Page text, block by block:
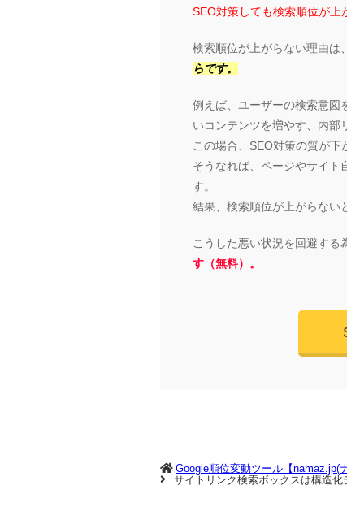
SEO対策しても検索順位が
検索順位が上がらない理由は、
らです。
例えば、ユーザーの検索意図
いコンテンツを増やす、内部
この場合、SEO対策の質が下
そうなれば、ページやサイト
す。
結果、検索順位が上がらない
こうした悪い状況を回避する
す（無料）。
Google順位変動ツール【namaz.jp(
サイトリンク検索ボックスは構造